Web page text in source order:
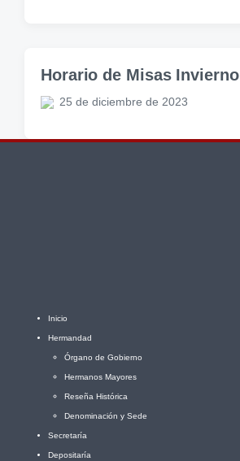
Horario de Misas Invierno
25 de diciembre de 2023
Inicio
Hermandad
Órgano de Gobierno
Hermanos Mayores
Reseña Histórica
Denominación y Sede
Secretaría
Depositaría